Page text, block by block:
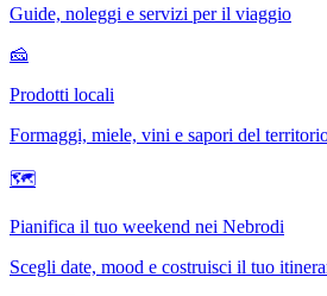
Guide, noleggi e servizi per il viaggio
🧀
Prodotti locali
Formaggi, miele, vini e sapori del
🗺
Pianifica il tuo weekend nei Nebrodi
Scegli date, mood e costruisci il tuo